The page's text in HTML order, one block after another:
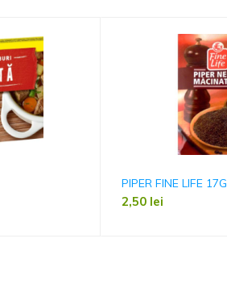
PIPER FINE LIFE 17G
2,50 lei